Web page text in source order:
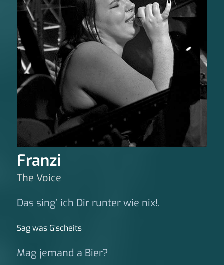
Franzi
The Voice
Das sing’ ich Dir runter wie nix!.
Sag was G‘scheits
Mag jemand a Bier?